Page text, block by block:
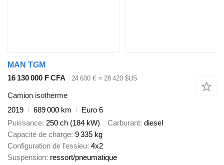
MAN TGM
16 130 000 F CFA
24 600 € ≈ 28 420 $US
Camion isotherme
2019
689 000 km
Euro 6
Puissance 250 ch (184 kW) Carburant diesel
Capacité de charge 9 335 kg
Configuration de l'essieu 4x2
Suspension ressort/pneumatique